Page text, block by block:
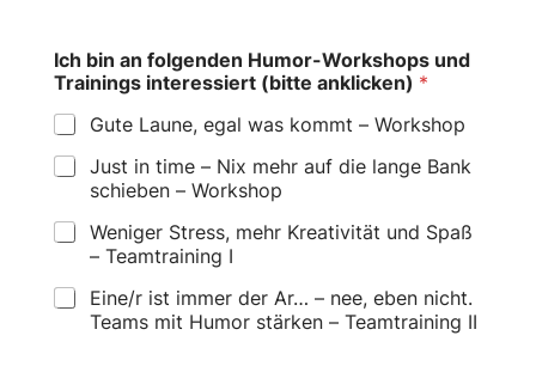
Ich bin an folgenden Humor-Workshops und
Trainings interessiert (bitte anklicken) *
Gute Laune, egal was kommt – Workshop
Just in time – Nix mehr auf die lange Bank
schieben – Workshop
Weniger Stress, mehr Kreativität und Spaß
– Teamtraining I
Eine/r ist immer der Ar… – nee, eben nicht.
Teams mit Humor stärken – Teamtraining II